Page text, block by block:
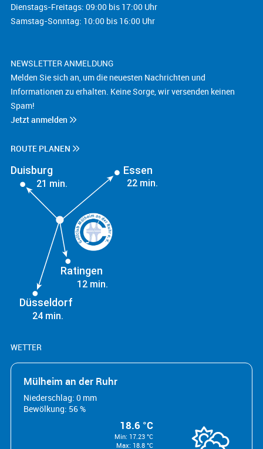
Dienstags-Freitags: 09:00 bis 17:00 Uhr
Samstag-Sonntag: 10:00 bis 16:00 Uhr
NEWSLETTER ANMELDUNG
Melden Sie sich an, um die neuesten Nachrichten und
Informationen zu erhalten. Keine Sorge, wir versenden keinen
Spam!
Jetzt anmelden
ROUTE PLANEN
Ratingen
Düsseldorf
Essen
Duisburg
21 min. 22 min.
12 min.
24 min.
WETTER
Mülheim an der Ruhr
Niederschlag: 0 mm
Bewölkung: 56 %
18.6 °C
Min: 17.23 °C
Max: 18.8 °C